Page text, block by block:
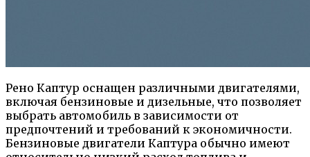
Рено Каптур оснащен различными двигателями,
включая бензиновые и дизельные, что позволяет
выбрать автомобиль в зависимости от
предпочтений и требований к экономичности.
Бензиновые двигатели Каптура обычно имеют